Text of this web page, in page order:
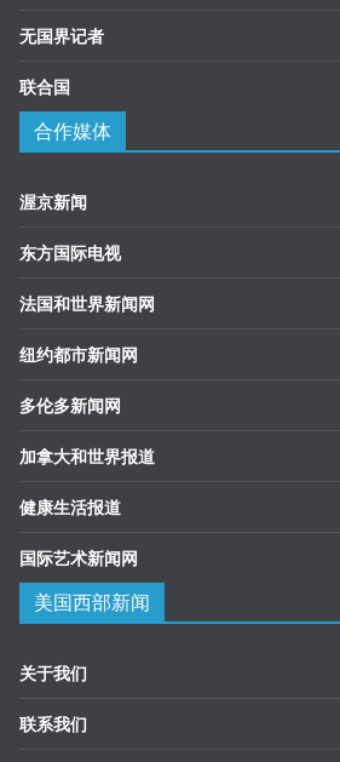
无国界记者
联合国
合作媒体
渥京新闻
东方国际电视
法国和世界新闻网
纽约都市新闻网
多伦多新闻网
加拿大和世界报道
健康生活报道
国际艺术新闻网
美国西部新闻
关于我们
联系我们